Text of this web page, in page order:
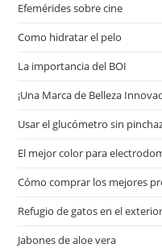
Efemérides sobre cine
Сomo hidratar el pelo
La importancia del BOI
¡Una Marca de Belleza
Usar el glucómetro sin
El mejor color para
Cómo comprar los mejores
Refugio de gatos en el
Jabones de aloe vera